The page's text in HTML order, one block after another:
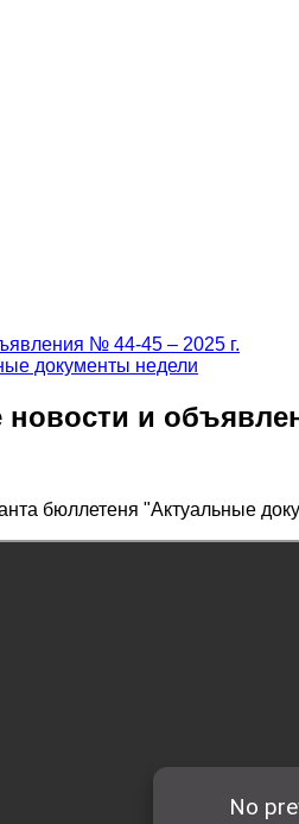
документы недели
и
бюллетеня "Актуальные